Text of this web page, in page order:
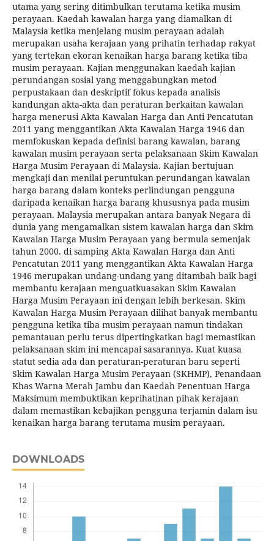
utama yang sering ditimbulkan terutama ketika musim
perayaan. Kaedah kawalan harga yang diamalkan di
Malaysia ketika menjelang musim perayaan adalah
merupakan usaha kerajaan yang prihatin terhadap rakyat
yang tertekan ekoran kenaikan harga barang ketika tiba
musim perayaan. Kajian menggunakan kaedah kajian
perundangan sosial yang menggabungkan metod
perpustakaan dan deskriptif fokus kepada analisis
kandungan akta-akta dan peraturan berkaitan kawalan
harga menerusi Akta Kawalan Harga dan Anti Pencatutan
2011 yang menggantikan Akta Kawalan Harga 1946 dan
memfokuskan kepada definisi barang kawalan, barang
kawalan musim perayaan serta pelaksanaan Skim Kawalan
Harga Musim Perayaan di Malaysia. Kajian bertujuan
mengkaji dan menilai peruntukan perundangan kawalan
harga barang dalam konteks perlindungan pengguna
daripada kenaikan harga barang khususnya pada musim
perayaan. Malaysia merupakan antara banyak Negara di
dunia yang mengamalkan sistem kawalan harga dan Skim
Kawalan Harga Musim Perayaan yang bermula semenjak
tahun 2000. di samping Akta Kawalan Harga dan Anti
Pencatutan 2011 yang menggantikan Akta Kawalan Harga
1946 merupakan undang-undang yang ditambah baik bagi
membantu kerajaan menguatkuasakan Skim Kawalan
Harga Musim Perayaan ini dengan lebih berkesan. Skim
Kawalan Harga Musim Perayaan dilihat banyak membantu
pengguna ketika tiba musim perayaan namun tindakan
pemantauan perlu terus dipertingkatkan bagi memastikan
pelaksanaan skim ini mencapai sasarannya. Kuat kuasa
statut sedia ada dan peraturan-peraturan baru seperti
Skim Kawalan Harga Musim Perayaan (SKHMP), Penandaan
Khas Warna Merah Jambu dan Kaedah Penentuan Harga
Maksimum membuktikan keprihatinan pihak kerajaan
dalam memastikan kebajikan pengguna terjamin dalam isu
kenaikan harga barang terutama musim perayaan.
DOWNLOADS